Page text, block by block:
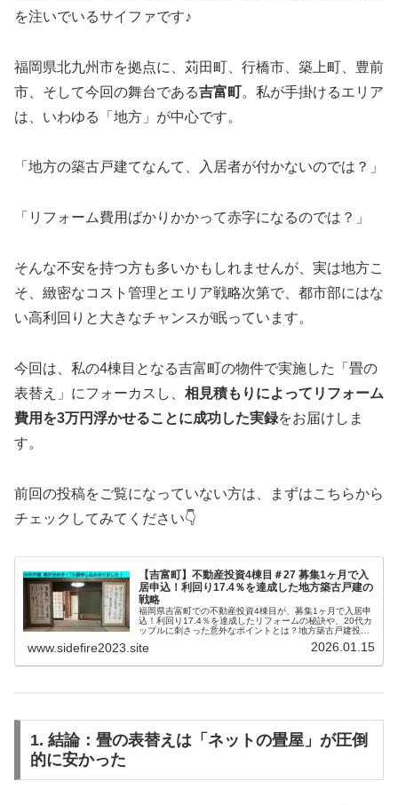
を注いでいるサイファです♪
福岡県北九州市を拠点に、苅田町、行橋市、築上町、豊前
市、そして今回の舞台である吉富町。私が手掛けるエリア
は、いわゆる「地方」が中心です。
「地方の築古戸建てなんて、入居者が付かないのでは？」
「リフォーム費用ばかりかかって赤字になるのでは？」
そんな不安を持つ方も多いかもしれませんが、実は地方こ
そ、緻密なコスト管理とエリア戦略次第で、都市部にはな
い高利回りと大きなチャンスが眠っています。
今回は、私の4棟目となる吉富町の物件で実施した「畳の
表替え」にフォーカスし、 相見積もりによってリフォーム
費用を3万円浮かせることに成功した実録をお届けしま
す。
前回の投稿をご覧になっていない方は、まずはこちらから
チェックしてみてください👇
【吉富町】不動産投資4棟目＃27 募集1ヶ月で入
居申込！利回り17.4％を達成した地方築古戸建の
戦略
福岡県吉富町での不動産投資4棟目が、募集1ヶ月で入居申
込！利回り17.4％を達成したリフォームの秘訣や、20代カ
ップルに刺さった意外なポイントとは？地方築古戸建投資
例を公開します。
www.sidefire2023.site 2026.01.15
1. 結論：畳の表替えは「ネットの畳屋」が圧倒
的に安かった